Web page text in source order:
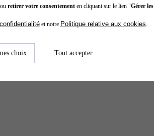
retirer votre consentementen cliquant sur le lien "Gérer les
et notre Politique relative aux cookies
choix Tout accepter